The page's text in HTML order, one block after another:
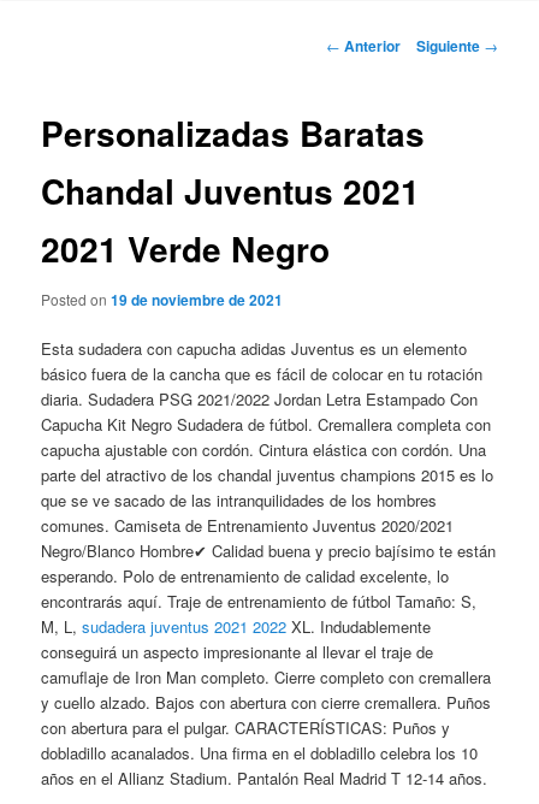
Navegación
← Anterior Siguiente →
Personalizadas Baratas
Chandal Juventus 2021
2021 Verde Negro
Posted on19 de noviembre de 2021
Esta sudadera con capucha adidas Juventus es un elemento
básico fuera de la cancha que es fácil de colocar en tu rotación
diaria. Sudadera PSG 2021/2022 Jordan Letra Estampado Con
Capucha Kit Negro Sudadera de fútbol. Cremallera completa con
capucha ajustable con cordón. Cintura elástica con cordón. Una
parte del atractivo de los chandal juventus champions 2015 es lo
que se ve sacado de las intranquilidades de los hombres
comunes. Camiseta de Entrenamiento Juventus 2020/2021
Negro/Blanco Hombre✔ Calidad buena y precio bajísimo te están
esperando. Polo de entrenamiento de calidad excelente, lo
encontrarás aquí. Traje de entrenamiento de fútbol Tamaño: S,
M, L,sudadera juventus 2021 2022 XL. Indudablemente
conseguirá un aspecto impresionante al llevar el traje de
camuflaje de Iron Man completo. Cierre completo con cremallera
y cuello alzado. Bajos con abertura con cierre cremallera. Puños
con abertura para el pulgar. CARACTERÍSTICAS: Puños y
dobladillo acanalados. Una firma en el dobladillo celebra los 10
años en el Allianz Stadium. Pantalón Real Madrid T 12-14 años.